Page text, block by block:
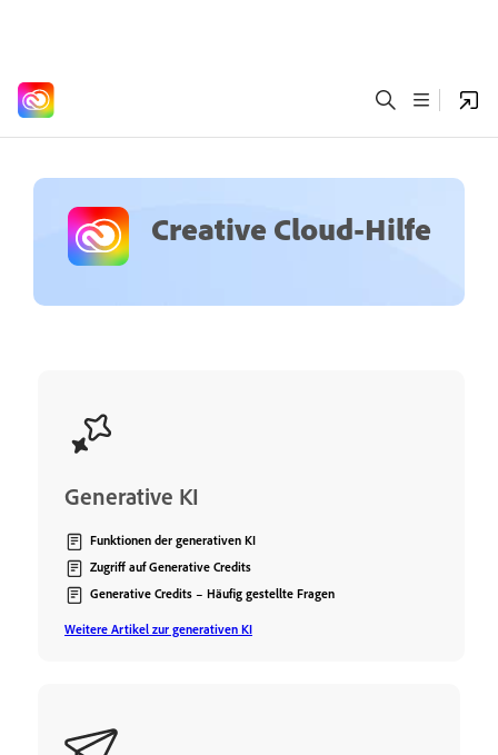
Creative Cloud-Hilfe
Generative KI
Funktionen der generativen KI
Zugriff auf Generative Credits
Generative Credits – Häufig gestellte Fragen
Weitere Artikel zur generativen KI